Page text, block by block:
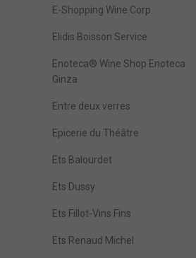
E-Shopping Wine Corp.
Elidis Boisson Service
Enoteca® Wine Shop Enoteca
Ginza
Entre deux verres
Epicerie du Théâtre
Ets Balourdet
Ets Dussy
Ets Fillot-Vins Fins
Ets Renaud Michel